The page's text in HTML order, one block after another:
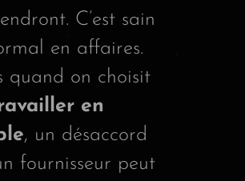
C’est sain
en affaires.
quand on choisit
en
, un désaccord
fournisseur peut